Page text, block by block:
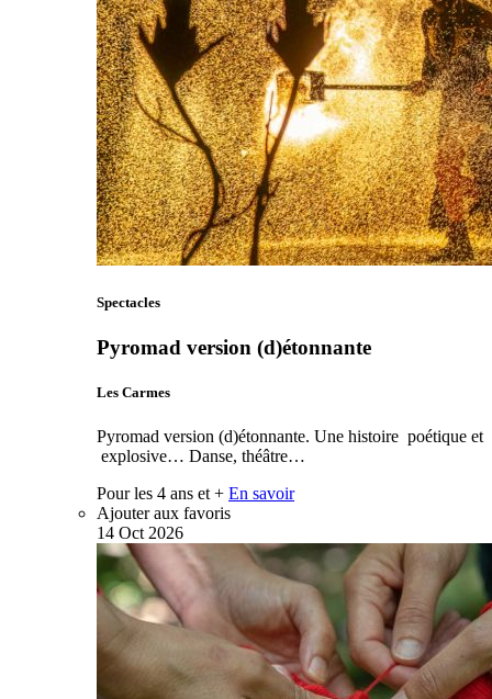
Spectacles
Pyromad version (d)étonnante
Les Carmes
Pyromad version (d)étonnante. Une histoire poétique et
explosive… Danse, théâtre…
Pour les 4 ans et + En savoir
Ajouter aux favoris
14 Oct 2026